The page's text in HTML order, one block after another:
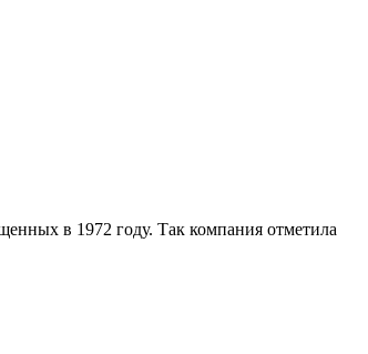
в 1972 году. Так компания отметила